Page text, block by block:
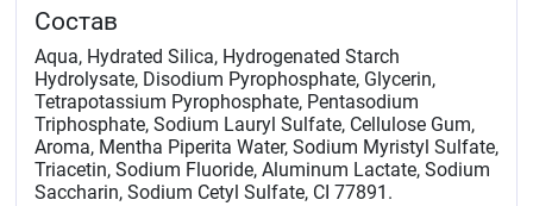
Состав
Aqua, Hydrated Silica, Hydrogenated Starch
Hydrolysate, Disodium Pyrophosphate, Glycerin,
Tetrapotassium Pyrophosphate, Pentasodium
Triphosphate, Sodium Lauryl Sulfate, Cellulose Gum,
Aroma, Mentha Piperita Water, Sodium Myristyl Sulfate,
Triacetin, Sodium Fluoride, Aluminum Lactate, Sodium
Saccharin, Sodium Cetyl Sulfate, CI 77891.